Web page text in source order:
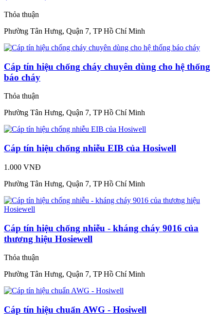
Thỏa thuận
Phường Tân Hưng, Quận 7, TP Hồ Chí Minh
Cáp tín hiệu chống cháy chuyên dùng cho hệ thống
báo cháy
Thỏa thuận
Phường Tân Hưng, Quận 7, TP Hồ Chí Minh
Cáp tín hiệu chống nhiễu EIB của Hosiwell
1.000 VNĐ
Phường Tân Hưng, Quận 7, TP Hồ Chí Minh
Cáp tín hiệu chống nhiễu - kháng cháy 9016 của
thương hiệu Hosiewell
Thỏa thuận
Phường Tân Hưng, Quận 7, TP Hồ Chí Minh
Cáp tín hiệu chuẩn AWG - Hosiwell